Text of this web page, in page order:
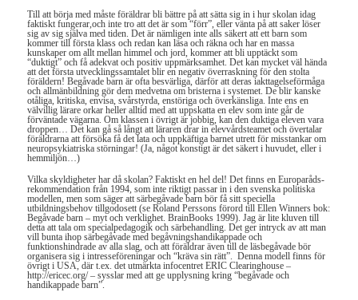
Till att börja med måste föräldrar bli bättre på att sätta sig in i hur skolan idag
faktiskt fungerar,och inte tro att det är som “förr”, eller vänta på att saker löser
sig av sig själva med tiden. Det är nämligen inte alls säkert att ett barn som
kommer till första klass och redan kan läsa och räkna och har en massa
kunskaper om allt mellan himmel och jord, kommer att bli upptäckt som
“duktigt” och få adekvat och positiv uppmärksamhet. Det kan mycket väl hända
att det första utvecklingssamtalet blir en negativ överraskning för den stolta
föräldern! Begåvade barn är ofta besvärliga, därför att deras iakttagelseförmåga
och allmänbildning gör dem medvetna om bristerna i systemet. De blir kanske
otåliga, kritiska, envisa, svårstyrda, enstöriga och överkänsliga. Inte ens en
välvillig lärare orkar heller alltid med att uppskatta en elev som inte går de
förväntade vägarna. Om klassen i övrigt är jobbig, kan den duktiga eleven vara
droppen… Det kan gå så långt att läraren drar in elevvårdsteamet och övertalar
föräldrarna att försöka få det lata och uppkäftiga barnet utrett för misstankar om
neuropsykiatriska störningar! (Ja, något konstigt är det säkert i huvudet, eller i
hemmiljön…)
Vilka skyldigheter har då skolan? Faktiskt en hel del! Det finns en Europaråds-
rekommendation från 1994, som inte riktigt passar in i den svenska politiska
modellen, men som säger att särbegåvade barn bör få sitt speciella
utbildningsbehov tillgodosett (se Roland Perssons förord till Ellen Winners bok:
Begåvade barn – myt och verklighet. BrainBooks 1999). Jag är lite kluven till
detta att tala om specialpedagogik och särbehandling. Det ger intryck av att man
vill bunta ihop särbegåvade med begåvningshandikappade och
funktionshindrade av alla slag, och att föräldrar även till de läsbegåvade bör
organisera sig i intresseföreningar och “kräva sin rätt”. Denna modell finns för
övrigt i USA, där t.ex. det utmärkta infocentret ERIC Clearinghouse –
http://ericec.org/ – sysslar med att ge upplysning kring “begåvade och
handikappade barn”.